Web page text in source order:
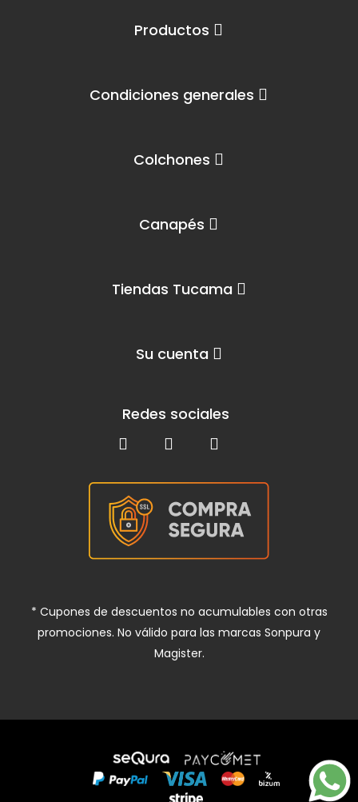
Productos
Condiciones generales
Colchones
Canapés
Tiendas Tucama
Su cuenta
Redes sociales
* Cupones de descuentos no acumulables con otras
promociones. No válido para las marcas Sonpura y
Magister.